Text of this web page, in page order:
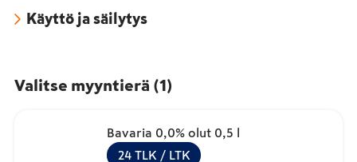
Käyttö ja säilytys
Valitse myyntierä (1)
Bavaria 0,0% olut 0,5 l
24 TLK / LTK